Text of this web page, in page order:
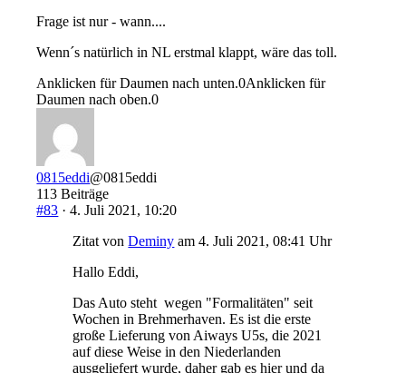
Frage ist nur - wann....
Wenn´s natürlich in NL erstmal klappt, wäre das toll.
Anklicken für Daumen nach unten.0Anklicken für
Daumen nach oben.0
0815eddi@0815eddi
113 Beiträge
#83 · 4. Juli 2021, 10:20
Zitat vonDeminy am 4. Juli 2021, 08:41 Uhr
Hallo Eddi,
Das Auto steht wegen "Formalitäten" seit
Wochen in Brehmerhaven. Es ist die erste
große Lieferung von Aiways U5s, die 2021
auf diese Weise in den Niederlanden
ausgeliefert wurde, daher gab es hier und da